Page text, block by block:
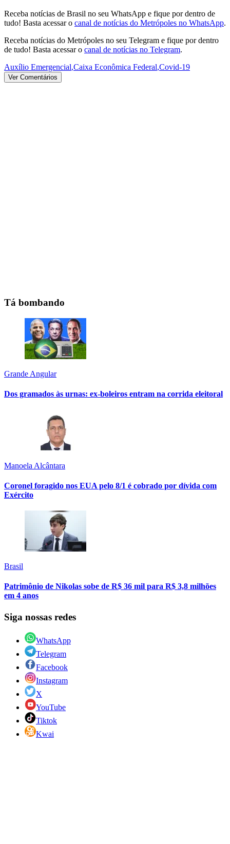
Receba notícias de Brasil no seu WhatsApp e fique por dentro de
tudo! Basta acessar o canal de notícias do Metrópoles no WhatsApp.
Receba notícias do Metrópoles no seu Telegram e fique por dentro
de tudo! Basta acessar o canal de notícias no Telegram.
Auxílio Emergencial,Caixa Econômica Federal,Covid-19
Ver Comentários
Tá bombando
Grande Angular
Dos gramados às urnas: ex-boleiros entram na corrida eleitoral
Manoela Alcântara
Coronel foragido nos EUA pelo 8/1 é cobrado por dívida com
Exército
Brasil
Patrimônio de Nikolas sobe de R$ 36 mil para R$ 3,8 milhões
em 4 anos
Siga nossas redes
WhatsApp
Telegram
Facebook
Instagram
X
YouTube
Tiktok
Kwai